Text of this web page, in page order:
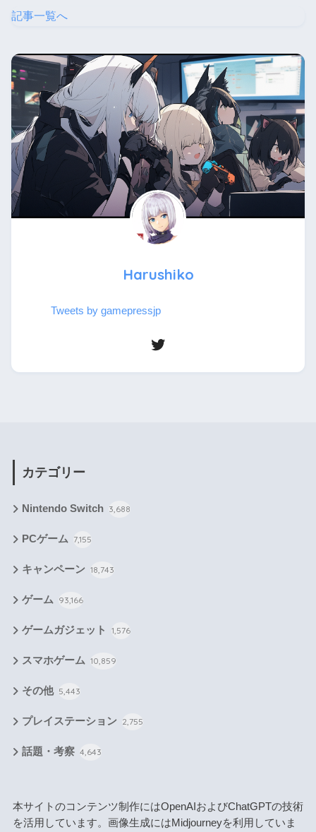
記事一覧へ
Harushiko
Tweets by gamepressjp
カテゴリー
Nintendo Switch 3,688
PCゲーム 7,155
キャンペーン 18,743
ゲーム 93,166
ゲームガジェット 1,576
スマホゲーム 10,859
その他 5,443
プレイステーション 2,755
話題・考察 4,643
本サイトのコンテンツ制作にはOpenAIおよびChatGPTの技術
を活用しています。画像生成にはMidjourneyを利用していま